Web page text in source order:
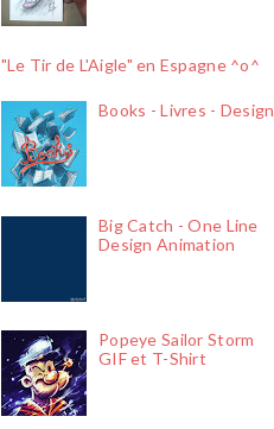
"Le Tir de L'Aigle" en Espagne ^o^
Books - Livres - Design
Big Catch - One Line
Design Animation
Popeye Sailor Storm
GIF et T-Shirt